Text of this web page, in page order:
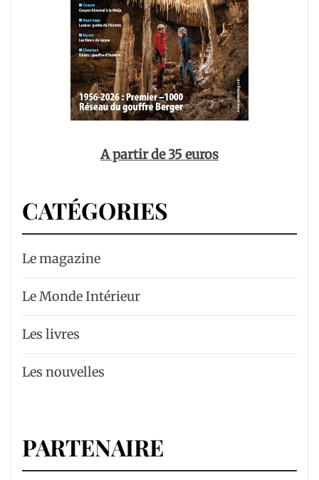
A partir de 35 euros
CATÉGORIES
Le magazine
Le Monde Intérieur
Les livres
Les nouvelles
PARTENAIRE